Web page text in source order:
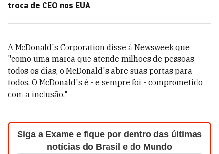
troca de CEO nos EUA
A McDonald's Corporation disse à Newsweek que
"como uma marca que atende milhões de pessoas
todos os dias, o McDonald's abre suas portas para
todos. O McDonald's é - e sempre foi - comprometido
com a inclusão."
Siga a Exame e fique por dentro das últimas
notícias do Brasil e do Mundo